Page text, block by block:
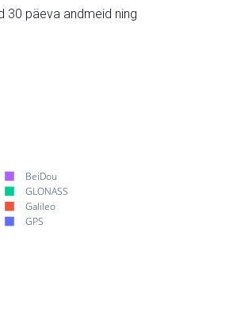
30 päeva andmeid ning
BeiDou
GLONASS
Galileo
GPS